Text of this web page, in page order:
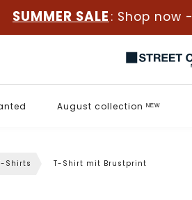
SUMMER SALE : Shop now -
August collection ᴺᴱᵂ
Shirts T-Shirt mit Brustprint